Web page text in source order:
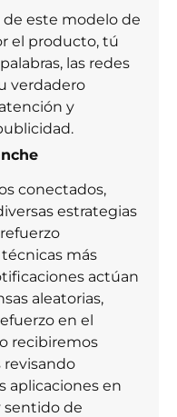
de este modelo de
el producto, tú
las redes
verdadero
y
conectados,
estrategias
más
actúan
aleatorias,
en el
recibiremos
revisando
aplicaciones en
sentido de